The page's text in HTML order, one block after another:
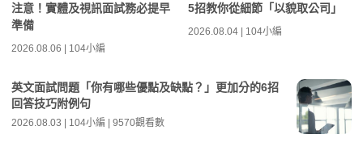
注意！實體及視訊面試務必提早
準備
2026.08.06 | 104小編
5招教你從細節「以貌取公司」
2026.08.04 | 104小編
英文面試問題「你有哪些優點及缺點？」更加分的6招
回答技巧附例句
2026.08.03 | 104小編 | 9570觀看數